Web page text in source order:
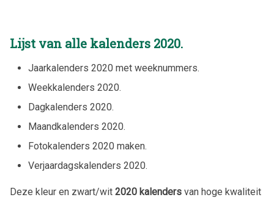
Lijst van alle kalenders 2020.
Jaarkalenders 2020 met weeknummers.
Weekkalenders 2020.
Dagkalenders 2020.
Maandkalenders 2020.
Fotokalenders 2020 maken.
Verjaardagskalenders 2020.
Deze kleur en zwart/wit 2020 kalenders van hoge kwaliteit